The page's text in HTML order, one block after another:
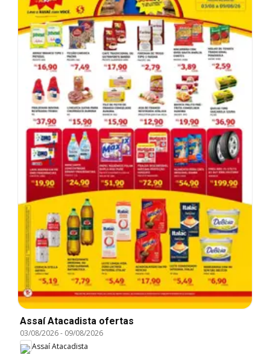
Assaí Atacadista ofertas
03/08/2026- 09/08/2026
Assaí Atacadista